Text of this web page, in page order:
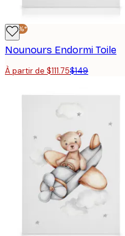
-25%*
Nounours Endormi Toile
À partir de $111.75$149